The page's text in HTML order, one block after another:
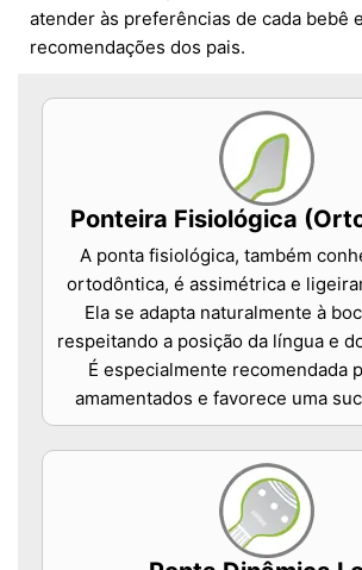
atender às preferências de cada bebê
recomendações dos pais.
Ponteira Fisiológica
A ponta fisiológica, também
ortodôntica, é assimétrica e
Ela se adapta naturalmente à
respeitando a posição da língua e
É especialmente recomendada
amamentados e favorece uma